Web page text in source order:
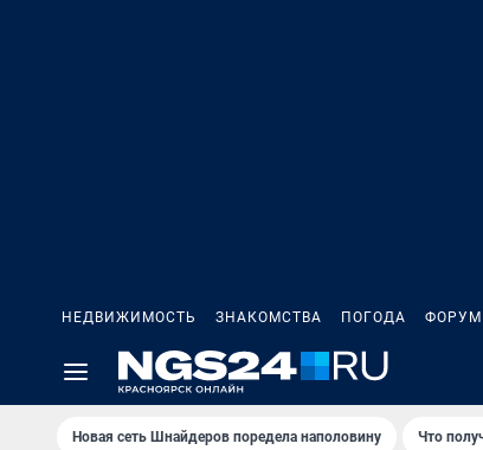
НЕДВИЖИМОСТЬ ЗНАКОМСТВА ПОГОДА
Новая сеть Шнайдеров поредела наполовину Что